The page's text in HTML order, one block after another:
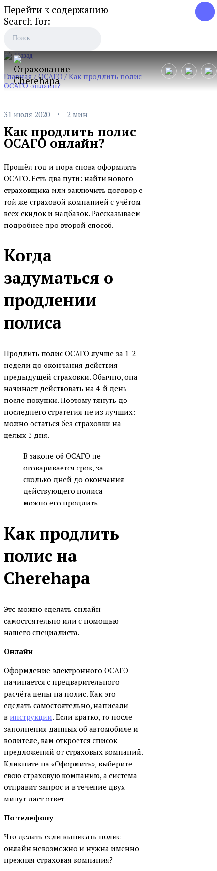
Перейти к содержанию
Search for:
Назад
Главная/ОСАГО/Как продлить полис
ОСАГО онлайн?
31 июля 2020 · 2 мин
Как продлить полис
ОСАГО онлайн?
Прошёл год и пора снова оформлять
ОСАГО. Есть два пути: найти нового
страховщика или заключить договор с
той же страховой компанией с учётом
всех скидок и надбавок. Рассказываем
подробнее про второй способ.
Когда
задуматься о
продлении
полиса
Продлить полис ОСАГО лучше за 1-2
недели до окончания действия
предыдущей страховки. Обычно, она
начинает действовать на 4-й день
после покупки. Поэтому тянуть до
последнего стратегия не из лучших:
можно остаться без страховки на
целых 3 дня.
В законе об ОСАГО не
оговаривается срок, за
сколько дней до окончания
действующего полиса
можно его продлить.
Как продлить
полис на
Cherehapa
Это можно сделать онлайн
самостоятельно или с помощью
нашего специалиста.
Онлайн
Оформление электронного ОСАГО
начинается с предварительного
расчёта цены на полис. Как это
сделать самостоятельно, написали
в инструкции. Если кратко, то после
заполнения данных об автомобиле и
водителе, вам откроется список
предложений от страховых компаний.
Кликните на «Оформить», выберите
свою страховую компанию, а система
отправит запрос и в течение двух
минут даст ответ.
По телефону
Что делать если выписать полис
онлайн невозможно и нужна именно
прежняя страховая компания?